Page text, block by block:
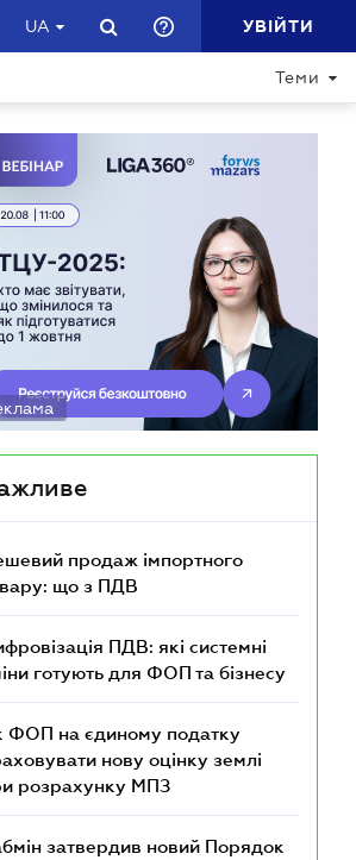
UA УВІЙТИ
Теми
продаж імпортного
що з ПДВ
ПДВ: які системні
готують для ФОП та бізнесу
ФОП на єдиному податку
нову оцінку землі
розрахунку МПЗ
затвердив новий Порядок